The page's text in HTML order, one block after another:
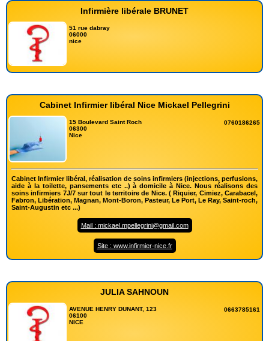
Infirmière libérale BRUNET
51 rue dabray
06000
nice
Cabinet Infirmier libéral Nice Mickael Pellegrini
15 Boulevard Saint Roch
06300
Nice
0760186265
Cabinet Infirmier libéral, réalisation de soins infirmiers (injections, perfusions,
aide à la toilette, pansements etc ..) à domicile à Nice. Nous réalisons des
soins infirmiers 7J/7 sur tout le territoire de Nice. ( Riquier, Cimiez, Carabacel,
Fabron, Libération, Magnan, Mont-Boron, Pasteur, Le Port, Le Ray, Saint-roch,
Saint-Augustin etc ...)
Mail : mickael.mpellegrini@gmail.com
Site : www.infirmier-nice.fr
JULIA SAHNOUN
AVENUE HENRY DUNANT, 123
06100
NICE
0663785161